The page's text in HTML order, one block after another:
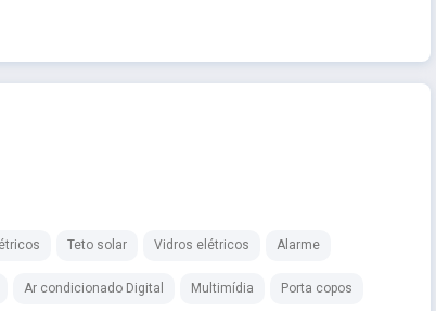
Teto solar Vidros elétricos Alarme
Ar condicionado Digital Multimídia Porta copos